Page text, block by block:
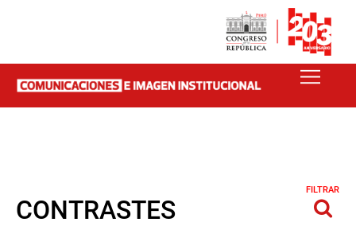
CONTRASTES
FILTRAR